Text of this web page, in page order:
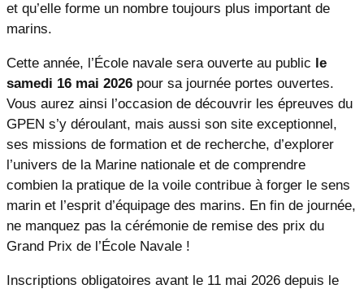
et qu’elle forme un nombre toujours plus important de
marins.
Cette année, l’École navale sera ouverte au public le
samedi 16 mai 2026 pour sa journée portes ouvertes.
Vous aurez ainsi l’occasion de découvrir les épreuves du
GPEN s’y déroulant, mais aussi son site exceptionnel,
ses missions de formation et de recherche, d’explorer
l’univers de la Marine nationale et de comprendre
combien la pratique de la voile contribue à forger le sens
marin et l’esprit d’équipage des marins. En fin de journée,
ne manquez pas la cérémonie de remise des prix du
Grand Prix de l’École Navale !
Inscriptions obligatoires avant le 11 mai 2026 depuis le